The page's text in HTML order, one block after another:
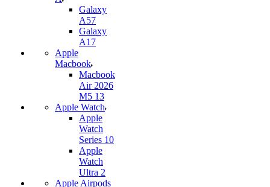
Galaxy
A57
Galaxy
A17
Apple
Macbook
Macbook
Air 2026
M5 13
Apple Watch
Apple
Watch
Series 10
Apple
Watch
Ultra 2
Apple Airpods